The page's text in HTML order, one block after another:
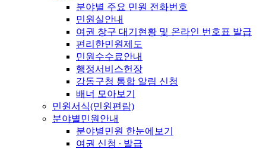
분야별 주요 민원 전화번호
민원실안내
여권 창구 대기현황 및 온라인 번호표 발급
편리한민원제도
민원수수료안내
행정서비스헌장
강동구청 통합 알림 신청
배너 모아보기
민원서식(민원편람)
분야별민원안내
분야별민원 한눈에보기
여권 신청 ∙ 발급